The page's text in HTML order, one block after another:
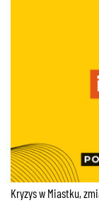
Kryzys w Miastku,